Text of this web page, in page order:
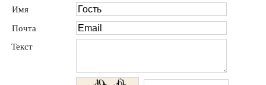
Имя
Почта
Текст